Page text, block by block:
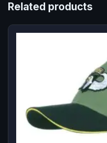
Related products